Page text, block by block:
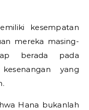
kesempatan
mereka masing-
berada pada
yang
Hana bukanlah